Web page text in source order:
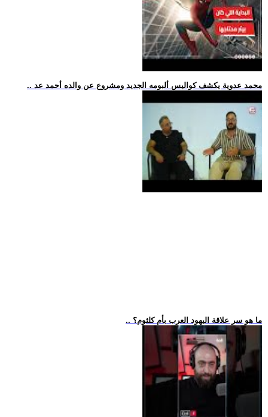
.. محمد عدوية يكشف كواليس ألبومه الجديد ومشروع عن والده أحمد عد
.. ما هو سر علاقة اليهود العرب بأم كلثوم؟